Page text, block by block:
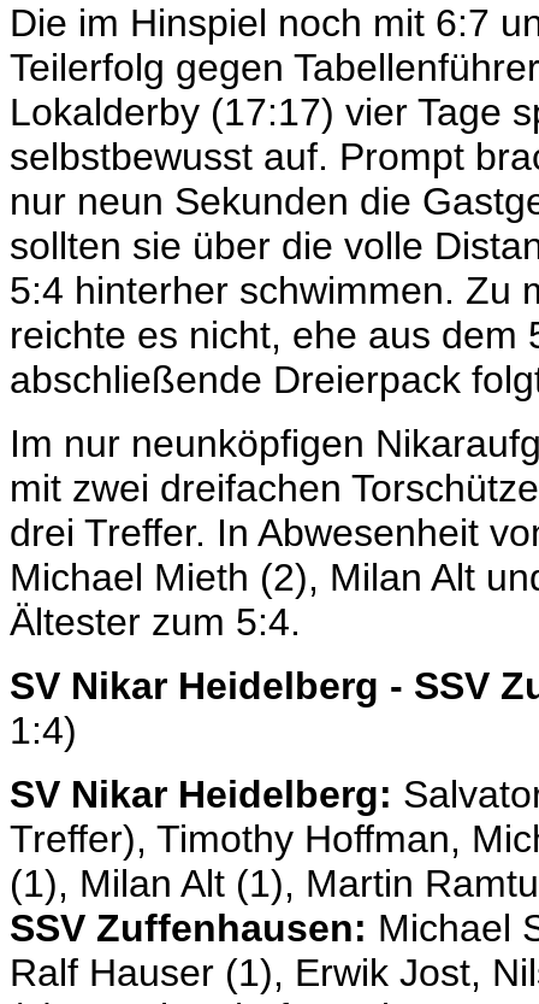
Die im Hinspiel noch mit 6:7
Teilerfolg gegen
Lokalderby (17:17) vier Tage
selbstbewusst auf. Prompt
nur neun Sekunden die
sollten sie über die volle
5:4 hinterher schwimmen. Zu
reichte es nicht, ehe aus
abschließende Dreierpack
Im nur neunköpfigen
mit zwei dreifachen
drei Treffer. In Abwesenheit
Michael Mieth (2), Milan Alt
Ältester zum 5:4.
SV Nikar Heidelberg - SSV
1:4)
SV Nikar Heidelberg:
Treffer), Timothy Hoffman,
(1), Milan Alt (1), Martin
SSV Zuffenhausen: Michael
Ralf Hauser (1), Erwik Jost,